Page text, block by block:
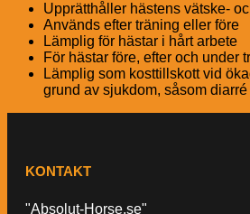
Upprätthåller hästens vätske-
Används efter träning eller före
Lämplig för hästar i hårt arbete
För hästar före, efter och under
Lämplig som kosttillskott vid
grund av sjukdom, såsom diarré
KONTAKT
"Absolut-Horse.se"